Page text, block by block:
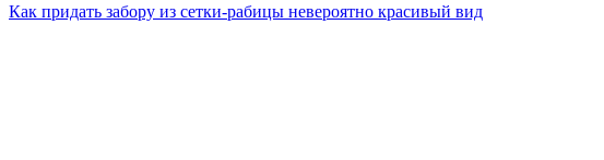
Как придать забору из сетки-рабицы невероятно красивый вид